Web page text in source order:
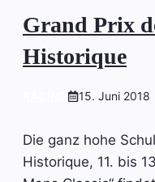
Grand Prix
Historique
15. Juni 2018
Die ganz hohe
Historique, 11. bis